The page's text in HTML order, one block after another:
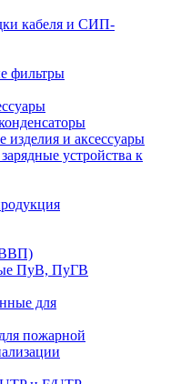
кабеля и СИП-
фильтры
изделия и аксессуары
устройства к
ПуВ, ПуГВ
для
пожарной